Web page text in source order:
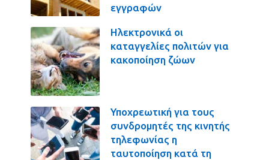
εγγραφών
Ηλεκτρονικά οι
καταγγελίες πολιτών για
κακοποίηση ζώων
Υποχρεωτική για τους
συνδρομητές της κινητής
τηλεφωνίας η
ταυτοποίηση κατά τη